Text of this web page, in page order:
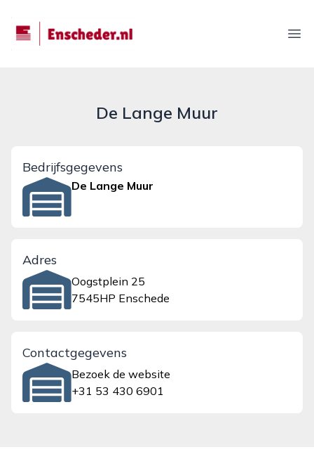
enscheder.nl
De Lange Muur
Bedrijfsgegevens
De Lange Muur
Adres
Oogstplein 25
7545HP Enschede
Contactgegevens
Bezoek de website
+31 53 430 6901